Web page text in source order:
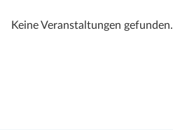
Keine Veranstaltungen gefunden.